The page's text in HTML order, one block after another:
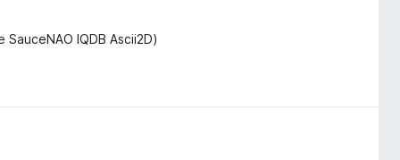
IQDB Ascii2D)